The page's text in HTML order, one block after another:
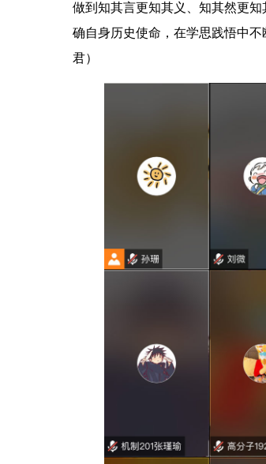
做到知其言更知其义、知其然更
确自身历史使命，在学思践悟中
君）